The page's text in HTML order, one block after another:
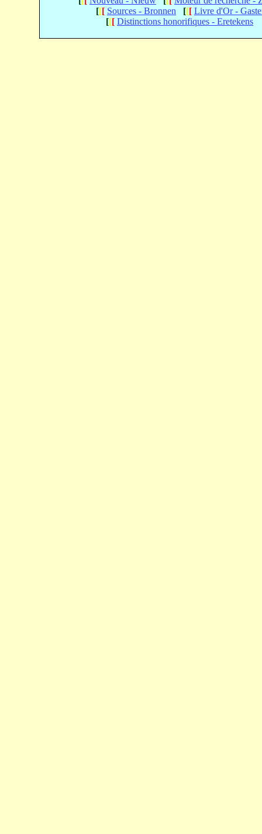
[[[ Sources - Bronnen [[[ Livre d'Or -
[[[ Distinctions honorifiques - Eretekens